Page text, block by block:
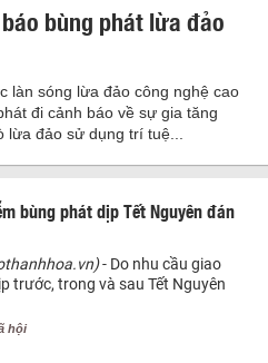
bùng phát lừa đảo
làn sóng lừa đảo công nghệ cao
đi cảnh báo về sự gia tăng
đảo sử dụng trí tuệ...
bùng phát dịp Tết Nguyên đán
- Do nhu cầu giao
trước, trong và sau Tết Nguyên
hội